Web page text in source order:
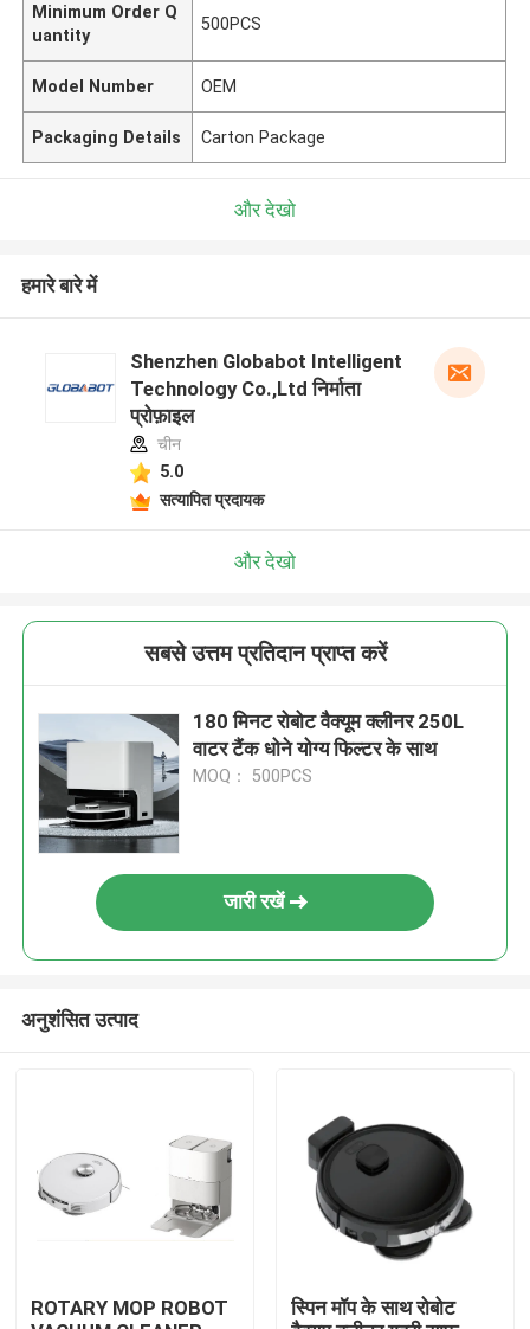
Minimum Order Q
uantity
500PCS
Model Number OEM
Packaging Details Carton Package
और देखो
हमारे बारे में
Shenzhen Globabot Intelligent
Technology Co.,Ltd निर्माता
प्रोफ़ाइल
चीन
5.0
सत्यापित प्रदायक
और देखो
सबसे उत्तम प्रतिदान प्राप्त करें
180 मिनट रोबोट वैक्यूम क्लीनर 250L
वाटर टैंक धोने योग्य फिल्टर के साथ
MOQ： 500PCS
जारी रखें
अनुशंसित उत्पाद
ROTARY MOP ROBOT
स्पिन मॉप के साथ रोबोट